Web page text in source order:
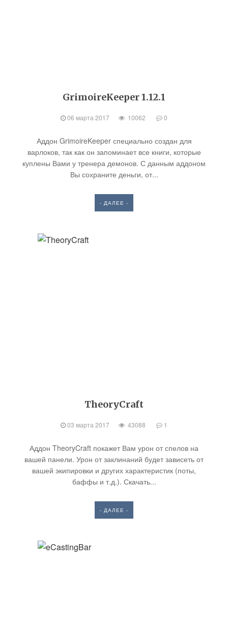
GrimoireKeeper 1.12.1
06 марта 2017 10062 0
Аддон GrimoireKeeper специально создан для
варлоков, так как он запоминает все книги, которые
куплены Вами у тренера демонов. С данным аддоном
Вы сохраните деньги, от...
- ДАЛЕЕ -
TheoryCraft
03 марта 2017 43088 1
Аддон TheoryCraft покажет Вам урон от спелов на
вашей панели. Урон от заклинаний будет зависеть от
вашей экипировки и других характеристик (поты,
баффы и т.д.). Скачать...
- ДАЛЕЕ -